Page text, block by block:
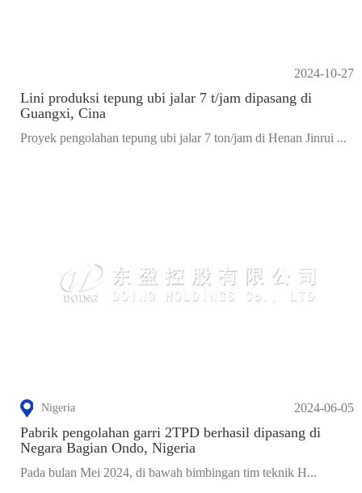
2024-10-27
Lini produksi tepung ubi jalar 7 t/jam dipasang di
Guangxi, Cina
Proyek pengolahan tepung ubi jalar 7 ton/jam di Henan Jinrui ...
Nigeria 2024-06-05
Pabrik pengolahan garri 2TPD berhasil dipasang di
Negara Bagian Ondo, Nigeria
Pada bulan Mei 2024, di bawah bimbingan tim teknik H...